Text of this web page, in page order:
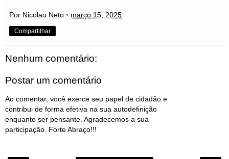
Por Nicolau Neto • março 15, 2025
Compartilhar
Nenhum comentário:
Postar um comentário
Ao comentar, você exerce seu papel de cidadão e
contribui de forma efetiva na sua autodefinição
enquanto ser pensante. Agradecemos a sua
participação. Forte Abraço!!!